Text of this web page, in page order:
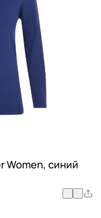
Women, синий